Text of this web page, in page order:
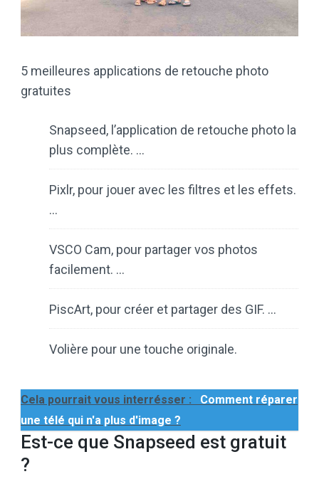
5 meilleures applications de retouche photo
gratuites
Snapseed, l’application de retouche photo la
plus complète. …
Pixlr, pour jouer avec les filtres et les effets.
…
VSCO Cam, pour partager vos photos
facilement. …
PiscArt, pour créer et partager des GIF. …
Volière pour une touche originale.
Cela pourrait vous interrésser :
Comment réparer
une télé qui n'a plus d'image ?
Est-ce que Snapseed est gratuit
?